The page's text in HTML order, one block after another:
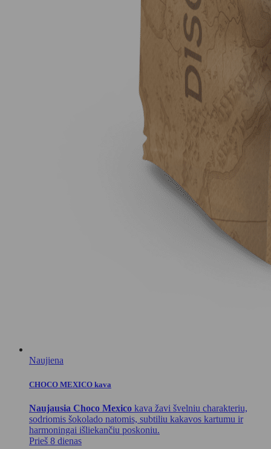
Naujiena
CHOCO MEXICO kava
Naujausia Choco Mexico kava žavi švelniu charakteriu,
sodriomis šokolado natomis, subtiliu kakavos kartumu ir
harmoningai išliekančiu poskoniu.
Prieš 8 dienas